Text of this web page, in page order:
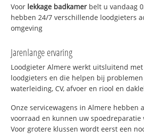
Voor lekkage badkamer belt u vandaag
hebben 24/7 verschillende loodgieters
omgeving
Jarenlange ervaring
Loodgieter Almere werkt uitsluitend
loodgieters en die helpen bij
waterleiding, CV, afvoer en riool en
Onze servicewagens in Almere hebben
voorraad en kunnen uw spoedreparatie
Voor grotere klussen wordt eerst een